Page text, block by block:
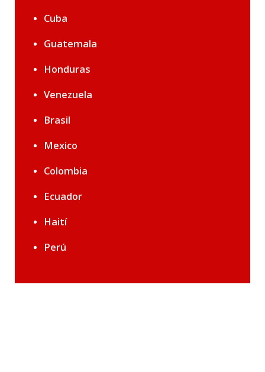
Cuba
Guatemala
Honduras
Venezuela
Brasil
Mexico
Colombia
Ecuador
Haití
Perú